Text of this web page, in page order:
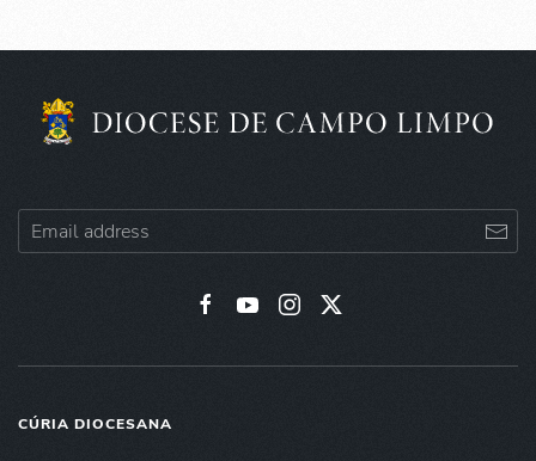
CÚRIA DIOCESANA